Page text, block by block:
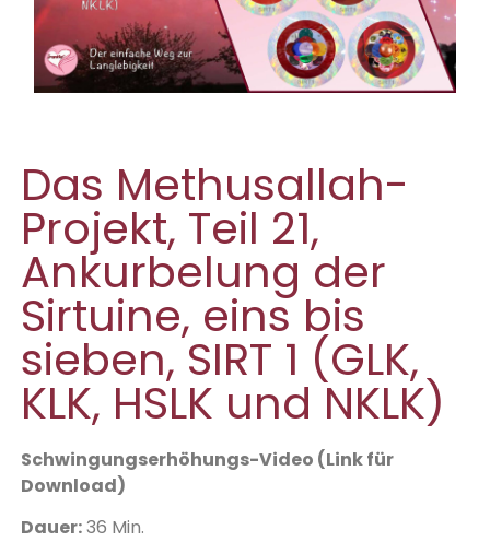
Das Methusallah-
Projekt, Teil 21,
Ankurbelung der
Sirtuine, eins bis
sieben, SIRT 1 (GLK,
KLK, HSLK und NKLK)
Schwingungserhöhungs-Video (Link für
Download)
Dauer:36 Min.